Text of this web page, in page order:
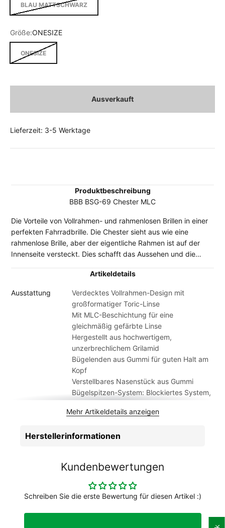
BLAU MATTSCHWARZ
Größe:ONESIZE
ONESIZE
Ausverkauft
Lieferzeit: 3-5 Werktage
Produktbeschreibung
BBB BSG-69 Chester MLC
Die Vorteile von Vollrahmen- und rahmenlosen Brillen in einer
perfekten Fahrradbrille. Die Chester sieht aus wie eine
rahmenlose Brille, aber der eigentliche Rahmen ist auf der
Innenseite versteckt. Dies schafft das Aussehen und die
festen Gefühl einer Vollrahmenbrille. Unser berühmter BBB
immer perfekt auf Ihrem Kopf sitzt, und die
Gummibügelenden sorgen für Halt auf deinem Kopf. Das
große Toric-Glas ermöglicht es dir, alles vor dir ohne
Verzerrung zu sehen und die weiteste Sicht auf dem Fahrrad!
Artikeldetails
Ausstattung
Verdecktes Vollrahmen-Design mit
großformatiger Toric-Linse
Mit MLC-Beschichtung für eine
gleichmäßig gefärbte Linse
Hergestellt aus hochwertigem,
unzerbrechlichem Grilamid
Bügelenden aus Gummi für guten Halt am
Kopf
Verstellbares Nasenstück aus Gummi
Bügelspitzen-System: Blockiertes System,
Kategorie der Linse: 3Material, Rahmen:
Vollrahmen-Brille, Objektiv-Typ: MLC
BBB
Rernnrad
Geschlecht
Unisex
Mehr Artikeldetails anzeigen
Herstellerinformationen
Kundenbewertungen
Schreiben Sie die erste Bewertung für diesen Artikel :)